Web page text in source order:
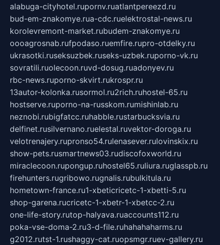
alabuga-cityhotel.rupornv.ruatlantpereezd.ru
bud-em-znakomye.rua-cdc.ruelektrostal-news.ru
korolevremont-market.rubudem-znakomye.ru
oooagrosnab.rufpodaso.ruemfire.rupro-otdelky.ru
ukrasotki.ruseksuzbek.ruseks-uzbek.ruporno-vk.ru
sovratili.ruolecoon.ruvd-dosug.ruadonyev.ru
rbc-news.ruporno-skvirt.rukrospr.ru
13autor-kolonka.rusormol.ru2rich.ruhostel-65.ru
hostserve.ruporno-na-russkom.rumishinlab.ru
neznobi.rubigfatcc.ruhabble.rustarbucksvia.ru
delfinet.rusilvernano.ruelestal.ruvektor-doroga.ru
velotrenajery.rupronso54.rulenasever.rulovinskix.ru
show-pets.rusmartnews03.rudiscofoxworld.ru
miraclecoon.rupongup.ruhostel65.ruliura.ruglasspb.ru
firehunters.rugribowo.rugnalis.rubulkitula.ru
hometown-france.ru1-xbeticricetc-1-xbetti-5.ru
shop-garena.rucricetc-1-xbetr-1-xbetcc-2.ru
one-life-story.rutop-halyava.ruaccounts112.ru
poka-vse-doma-2.ru3-d-file.ruhahahaharms.ru
g2012.rutst-1.rushaggy-cat.ruopsmgr.ruev-gallery.ru